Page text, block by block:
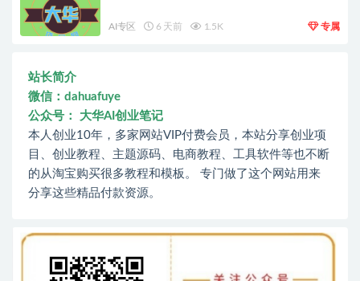
AI专区 6 天前 1.5K 专属
站长简介
微信：dahuafuye
公众号： 大华AI创业笔记
本人创业10年，多家网站VIP付费会员，本站分享创业项
目、创业教程、主题源码、电商教程、工具软件等也不断
的从淘宝购买很多教程和模板。 专门做了这个网站用来
分享这些精品付款资源。